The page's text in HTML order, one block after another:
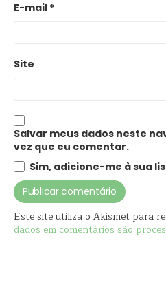
E-mail *
Site
Salvar meus dados neste
vez que eu comentar.
Sim, adicione-me à sua
Este site utiliza o Akismet para
dados em comentários são